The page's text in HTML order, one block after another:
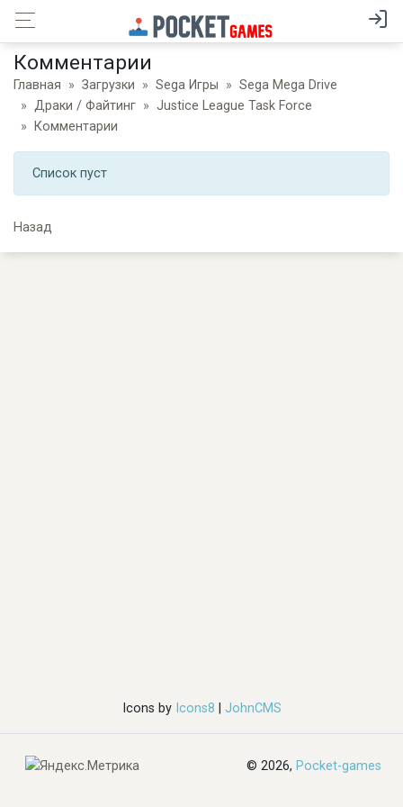
Комментарии
Главная Загрузки Sega Игры
Sega Mega Drive
Драки / Файтинг
Justice League Task Force
Комментарии
Список пуст
Назад
Icons byIcons8 JohnCMS
© 2026, Pocket-games